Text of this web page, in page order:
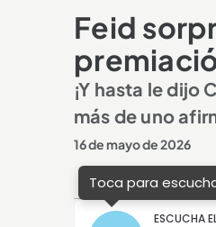
Feid
¡Y hasta le dijo
más de uno
16 de mayo de 2026
Toca para
ESCUCHA